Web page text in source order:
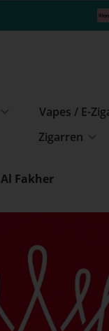
Vapes / E-
Zigarren
Al Fakher